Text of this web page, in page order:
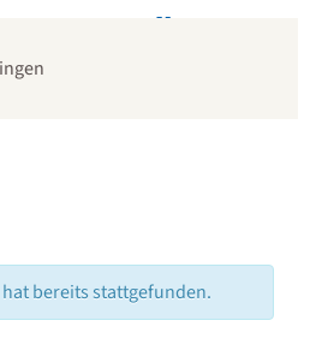
bereits stattgefunden.